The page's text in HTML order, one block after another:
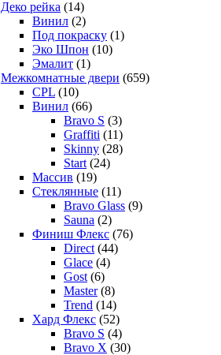
Деко рейка (14)
Винил (2)
Под покраску (1)
Эко Шпон (10)
Эмалит (1)
Межкомнатные двери (659)
CPL (10)
Винил (66)
Bravo S (3)
Graffiti (11)
Skinny (28)
Start (24)
Массив (19)
Стеклянные (11)
Bravo Glass (9)
Sauna (2)
Финиш Флекс (76)
Direct (44)
Glace (4)
Gost (6)
Master (8)
Trend (14)
Хард Флекс (52)
Bravo S (4)
Bravo X (30)